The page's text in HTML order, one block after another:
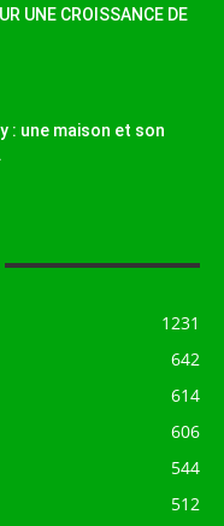
UNE CROISSANCE DE
: une maison et son
1231
642
614
606
544
512